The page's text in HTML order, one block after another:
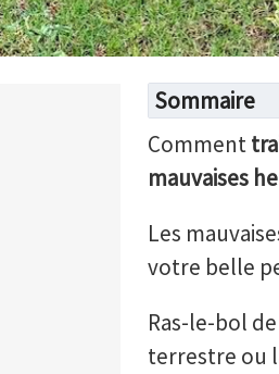
Sommaire
Comment
mauvaises
Les
votre belle
Ras-le-bol
terrestre ou